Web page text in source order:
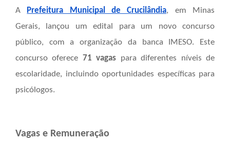
A Prefeitura Municipal de Crucilândia, em Minas
Gerais, lançou um edital para um novo concurso
público, com a organização da banca IMESO. Este
concurso oferece 71 vagas para diferentes níveis de
escolaridade, incluindo oportunidades específicas para
psicólogos.
Vagas e Remuneração